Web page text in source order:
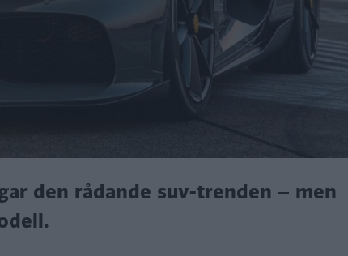
den rådande suv-trenden – men